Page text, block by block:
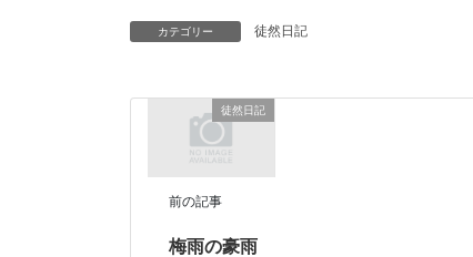
カテゴリー 徒然日記
徒然日記
前の記事
梅雨の豪雨